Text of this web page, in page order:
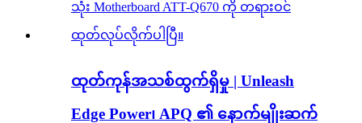
ထုတ်ကုန်အသစ်ထွက်ရှိမှု | Unleash
Edge Power၊ APQ ၏ နောက်မျိုးဆက်